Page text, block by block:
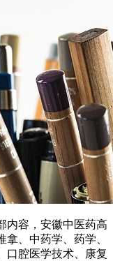
内容，安徽中医药高
、中药学、药学、
口腔医学技术、康复